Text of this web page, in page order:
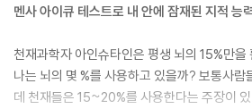
멘사 아이큐 테스트로 내 안에 잠재된 지적 능
천재과학자 아인슈타인은 평생 뇌의 15%만을
나는 뇌의 몇 %를 사용하고 있을까? 보통사람
데 천재들은 15~20%를 사용한다는 주장이